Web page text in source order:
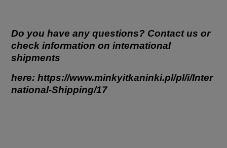
Do you have any questions? Contact us or
check information on international
shipments
here: https://www.minkyitkaninki.pl/pl/i/Inter
national-Shipping/17